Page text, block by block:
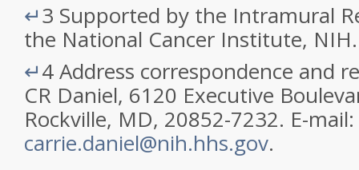
↵3 Supported by the Intramural
the National Cancer Institute, NIH.
↵4Address correspondence and
CR Daniel, 6120 Executive
Rockville, MD, 20852-7232. E-mail:
carrie.daniel@nih.hhs.gov.